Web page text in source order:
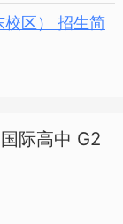
区） 招生简
际高中 G2